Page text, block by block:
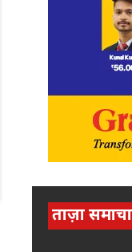
ताज़ा